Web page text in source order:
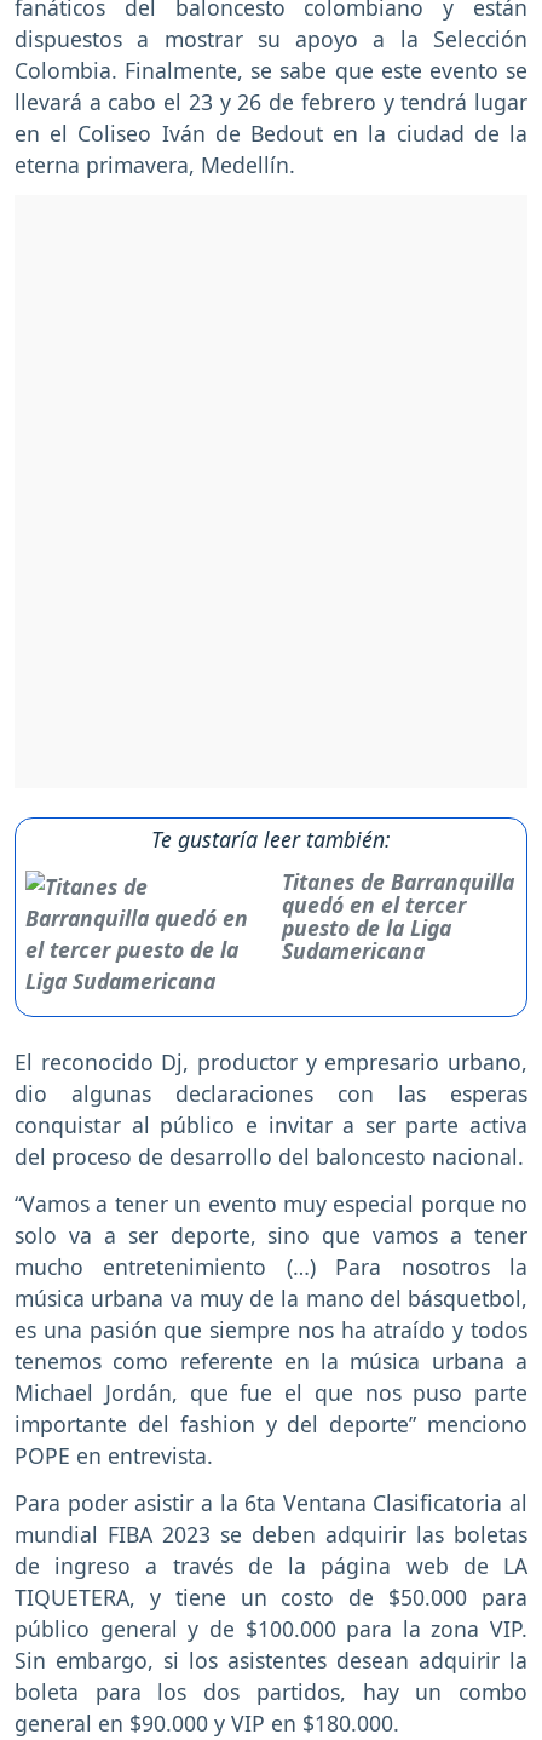
fanáticos del baloncesto colombiano y están
dispuestos a mostrar su apoyo a la Selección
Colombia. Finalmente, se sabe que este evento se
llevará a cabo el 23 y 26 de febrero y tendrá lugar
en el Coliseo Iván de Bedout en la ciudad de la
eterna primavera, Medellín.
Te gustaría leer también:
Titanes de Barranquilla
quedó en el tercer
puesto de la Liga
Sudamericana
El reconocido Dj, productor y empresario urbano,
dio algunas declaraciones con las esperas
conquistar al público e invitar a ser parte activa
del proceso de desarrollo del baloncesto nacional.
“Vamos a tener un evento muy especial porque no
solo va a ser deporte, sino que vamos a tener
mucho entretenimiento (…) Para nosotros la
música urbana va muy de la mano del básquetbol,
es una pasión que siempre nos ha atraído y todos
tenemos como referente en la música urbana a
Michael Jordán, que fue el que nos puso parte
importante del fashion y del deporte” menciono
POPE en entrevista.
Para poder asistir a la 6ta Ventana Clasificatoria al
mundial FIBA 2023 se deben adquirir las boletas
de ingreso a través de la página web de LA
TIQUETERA, y tiene un costo de $50.000 para
público general y de $100.000 para la zona VIP.
Sin embargo, si los asistentes desean adquirir la
boleta para los dos partidos, hay un combo
general en $90.000 y VIP en $180.000.